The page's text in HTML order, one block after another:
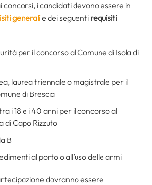
i candidati devono essere in
generalie dei seguenti requisiti
per il concorso al Comune di Isola di
laurea triennale o magistrale per il
di Brescia
i 18 e i 40 anni per il concorso al
di Capo Rizzuto
B
al porto o all’uso delle armi
dovranno essere